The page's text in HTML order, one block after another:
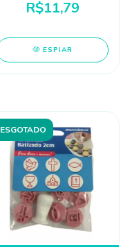
R$11,79
ESPIAR
ESGOTADO